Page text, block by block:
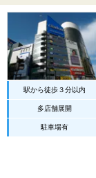
駅から徒歩３分以内
多店舗展開
駐車場有